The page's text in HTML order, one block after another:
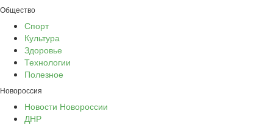
Общество
Спорт
Культура
Здоровье
Технологии
Полезное
Новороссия
Новости Новороссии
ДНР